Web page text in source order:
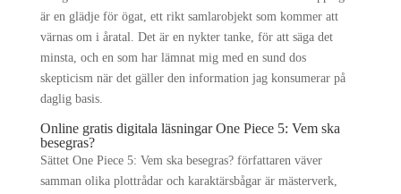
är en glädje för ögat, ett rikt samlarobjekt som kommer att
värnas om i åratal. Det är en nykter tanke, för att säga det
minsta, och en som har lämnat mig med en sund dos
skepticism när det gäller den information jag konsumerar på
daglig basis.
Online gratis digitala läsningar One Piece 5: Vem ska
besegras?
Sättet One Piece 5: Vem ska besegras? författaren väver
samman olika plottrådar och karaktärsbågar är mästerverk,